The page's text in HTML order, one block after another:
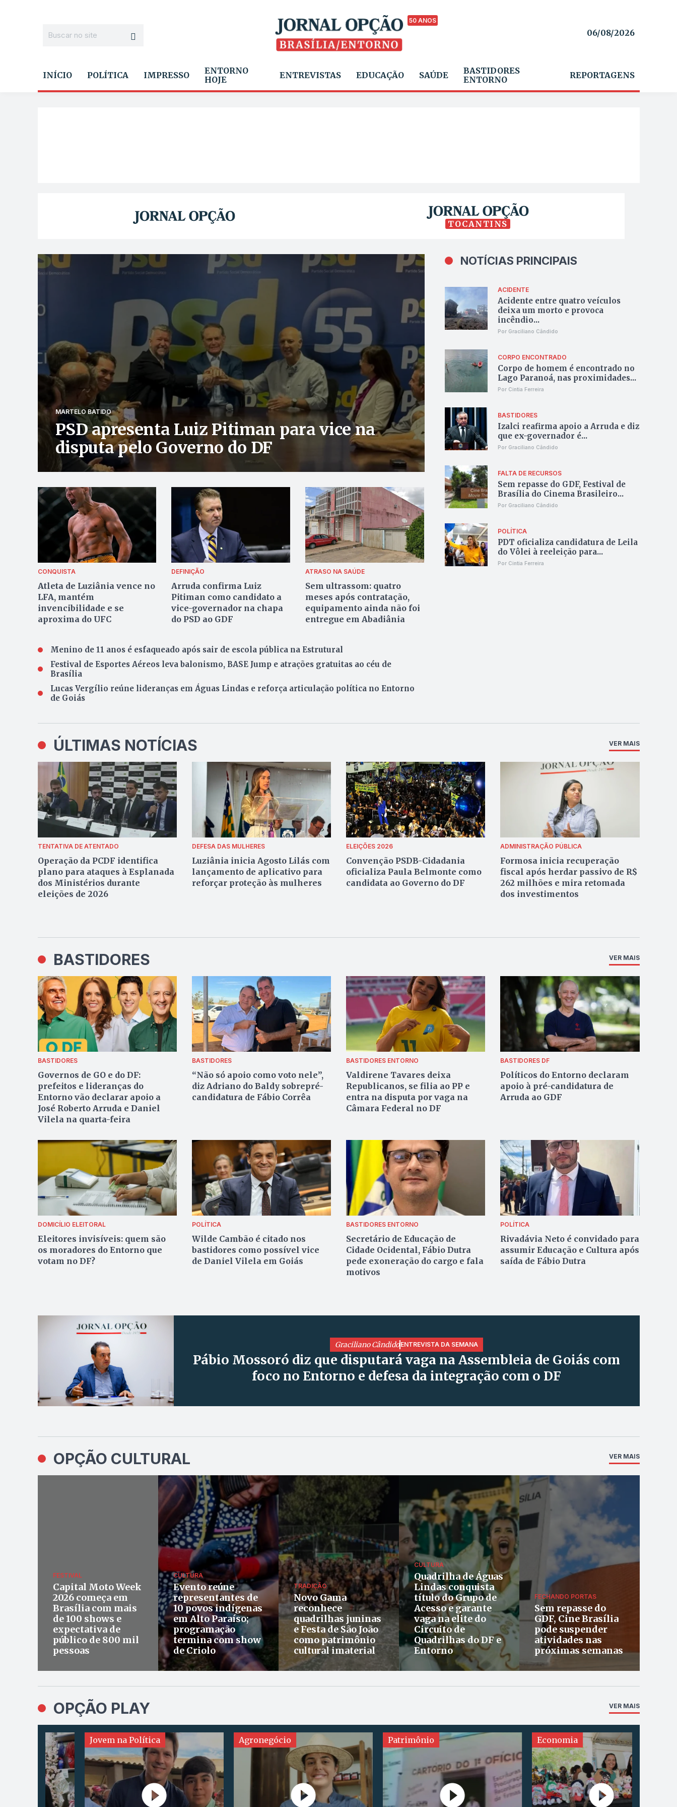
50 ANOS
06/08/2026
INÍCIO POLÍTICA IMPRESSO
ENTORNO
HOJE
ENTREVISTAS EDUCAÇÃO SAÚDE
BASTIDORES
ENTORNO
REPORTAGENS
TOCANTINS
MARTELO BATIDO
PSD apresenta Luiz Pitiman para vice na
disputa pelo Governo do DF
CONQUISTA
Atleta de Luziânia vence no
LFA, mantém
invencibilidade e se
aproxima do UFC
DEFINIÇÃO
Arruda confirma Luiz
Pitiman como candidato a
vice-governador na chapa
do PSD ao GDF
ATRASO NA SAÚDE
Sem ultrassom: quatro
meses após contratação,
equipamento ainda não foi
entregue em Abadiânia
Menino de 11 anos é esfaqueado após sair de escola pública na Estrutural
Festival de Esportes Aéreos leva balonismo, BASE Jump e atrações gratuitas ao céu de
Brasília
Lucas Vergílio reúne lideranças em Águas Lindas e reforça articulação política no Entorno
de Goiás
NOTÍCIAS PRINCIPAIS
ACIDENTE
Acidente entre quatro veículos
deixa um morto e provoca
incêndio...
Por Graciliano Cândido
CORPO ENCONTRADO
Corpo de homem é encontrado no
Lago Paranoá, nas proximidades...
Por Cintia Ferreira
BASTIDORES
Izalci reafirma apoio a Arruda e diz
que ex-governador é...
Por Graciliano Cândido
FALTA DE RECURSOS
Sem repasse do GDF, Festival de
Brasília do Cinema Brasileiro...
Por Graciliano Cândido
POLÍTICA
PDT oficializa candidatura de Leila
do Vôlei à reeleição para...
Por Cintia Ferreira
ÚLTIMAS NOTÍCIAS VER MAIS
TENTATIVA DE ATENTADO
Operação da PCDF identifica
plano para ataques à Esplanada
dos Ministérios durante
eleições de 2026
DEFESA DAS MULHERES
Luziânia inicia Agosto Lilás com
lançamento de aplicativo para
reforçar proteção às mulheres
ELEIÇÕES 2026
Convenção PSDB-Cidadania
oficializa Paula Belmonte como
candidata ao Governo do DF
ADMINISTRAÇÃO PÚBLICA
Formosa inicia recuperação
fiscal após herdar passivo de R$
262 milhões e mira retomada
dos investimentos
BASTIDORES VER MAIS
BASTIDORES
Governos de GO e do DF:
prefeitos e lideranças do
Entorno vão declarar apoio a
José Roberto Arruda e Daniel
Vilela na quarta-feira
BASTIDORES
“Não só apoio como voto nele”,
diz Adriano do Baldy sobrepré-
candidatura de Fábio Corrêa
BASTIDORES ENTORNO
Valdirene Tavares deixa
Republicanos, se filia ao PP e
entra na disputa por vaga na
Câmara Federal no DF
BASTIDORES DF
Políticos do Entorno declaram
apoio à pré-candidatura de
Arruda ao GDF
DOMICÍLIO ELEITORAL
Eleitores invisíveis: quem são
os moradores do Entorno que
votam no DF?
POLÍTICA
Wilde Cambão é citado nos
bastidores como possível vice
de Daniel Vilela em Goiás
BASTIDORES ENTORNO
Secretário de Educação de
Cidade Ocidental, Fábio Dutra
pede exoneração do cargo e fala
motivos
POLÍTICA
Rivadávia Neto é convidado para
assumir Educação e Cultura após
saída de Fábio Dutra
Graciliano Cândido ENTREVISTA DA SEMANA
Pábio Mossoró diz que disputará vaga na Assembleia de Goiás com
foco no Entorno e defesa da integração com o DF
OPÇÃO CULTURAL VER MAIS
Capital Moto Week
2026 começa em
Brasília com mais
de 100 shows e
expectativa de
público de 800 mil
pessoas
FESTIVAL
Evento reúne
representantes de
10 povos indígenas
em Alto Paraíso;
programação
termina com show
de Criolo
CULTURA
Novo Gama
reconhece
quadrilhas juninas
e Festa de São João
como patrimônio
cultural imaterial
TRADIÇÃO
Quadrilha de Águas
Lindas conquista
título do Grupo de
Acesso e garante
vaga na elite do
Circuito de
Quadrilhas do DF e
Entorno
CULTURA
Sem repasse do
GDF, Cine Brasília
pode suspender
atividades nas
próximas semanas
FECHANDO PORTAS
OPÇÃO PLAY VER MAIS
Jovem na Política Agronegócio Patrimônio Economia